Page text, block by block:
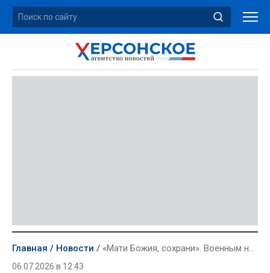
Главная Новости «Мати Божия, сохрани». Военным на Херсонском направлении возвращена икона Пресвятой Богородицы
06.07.2026 в 12:43